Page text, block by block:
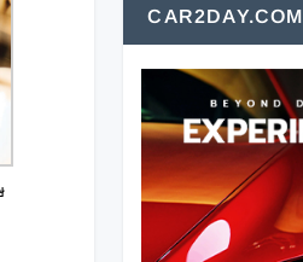
CAR2DAY.COM